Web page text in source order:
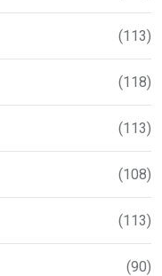
(113)
(118)
(113)
(108)
(113)
(90)